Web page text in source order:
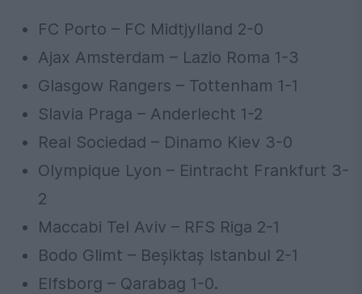
FC Porto – FC Midtjylland 2-0
Ajax Amsterdam – Lazio Roma 1-3
Glasgow Rangers – Tottenham 1-1
Slavia Praga – Anderlecht 1-2
Real Sociedad – Dinamo Kiev 3-0
Olympique Lyon – Eintracht Frankfurt 3-
2
Maccabi Tel Aviv – RFS Riga 2-1
Bodo Glimt – Beşiktaş Istanbul 2-1
Elfsborg – Qarabag 1-0.